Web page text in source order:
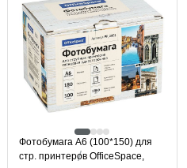
Фотобумага А6 (100*150) для
стр. принтеров OfficeSpace,